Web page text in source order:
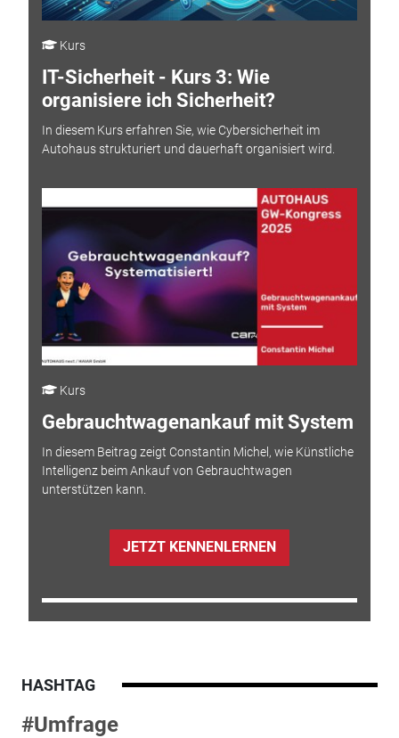
Kurs
IT-Sicherheit - Kurs 3: Wie
organisiere ich Sicherheit?
In diesem Kurs erfahren Sie, wie Cybersicherheit im
Autohaus strukturiert und dauerhaft organisiert wird.
Kurs
Gebrauchtwagenankauf mit System
In diesem Beitrag zeigt Constantin Michel, wie Künstliche
Intelligenz beim Ankauf von Gebrauchtwagen
unterstützen kann.
JETZT KENNENLERNEN
HASHTAG
#Umfrage